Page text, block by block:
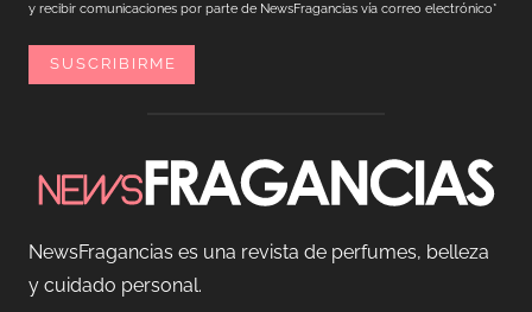
y recibir comunicaciones por parte de NewsFragancias vía correo electrónico*
NewsFragancias es una revista de perfumes, belleza
y cuidado personal.